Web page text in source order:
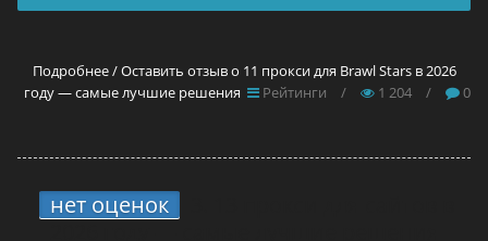
Подробнее / Оставить отзыв о 11 прокси для Brawl Stars в 2026
году — самые лучшие решения
Рейтинги / 1 204 / 0
нет оценок